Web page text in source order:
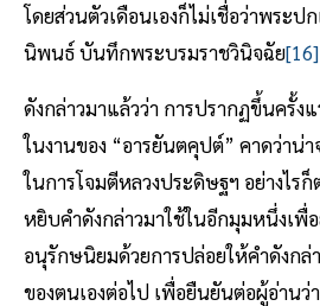
โดยส่วนตัวเดือนเองก็ไม่เชื่อว่าพระป
นิพนธ์ บันทึกพระบรมราชวินิจฉัย[16]
ดังกล่าวมาแล้วว่า การปรากฏขึ้นครั้ง
ในงานของ “อารยันตคุปต์” คาดว่าน่า
ในการโจมตีหลวงประดิษฐฯ อย่างไร
หยิบคำดังกล่าวมาใช้ในอีกมุมหนึ่งเพื่
อนุรักษนิยมด้วยการปล่อยให้คำดังกล่
ของตนเองต่อไป เพื่อยืนยันต่อผู้อ่านว่า